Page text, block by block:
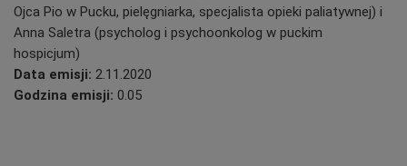
Ojca Pio w Pucku, pielęgniarka, specjalista opieki paliatywnej) i
Anna Saletra (psycholog i psychoonkolog w puckim
hospicjum)
Data emisji: 2.11.2020
Godzina emisji: 0.05